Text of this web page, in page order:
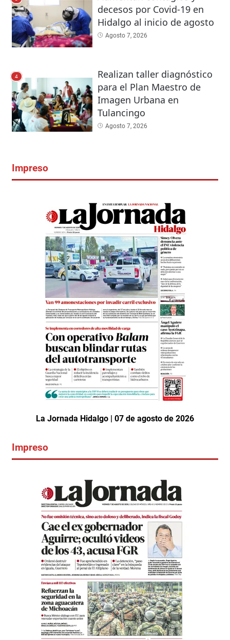
decesos por Covid-19 en
Hidalgo al inicio de agosto
Agosto 7, 2026
4
Realizan taller diagnóstico
para el Plan Maestro de
Imagen Urbana en
Tulancingo
Agosto 7, 2026
Impreso
La Jornada Hidalgo | 07 de agosto de 2026
Impreso